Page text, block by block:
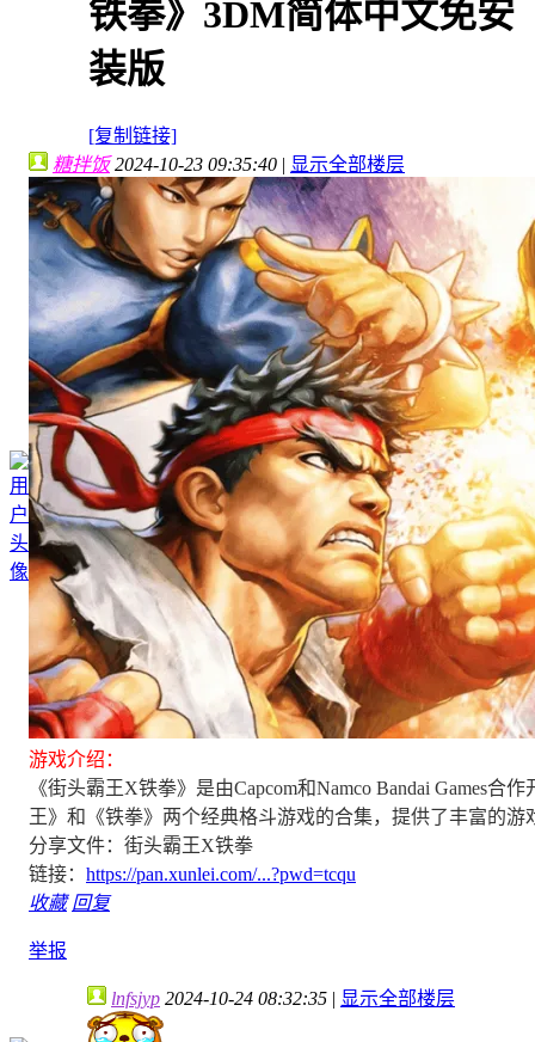
铁拳》3DM简体中文免安
装版
[复制链接]
糖拌饭2024-10-23 09:35:40 | 显示全部楼层
游戏介绍：
《街头霸王X铁拳》是由Capcom和Namco Bandai Games
王》和《铁拳》两个经典格斗游戏的合集，提供了丰富的游
分享文件：街头霸王X铁拳
链接： https://pan.xunlei.com/...?pwd=tcqu
收藏 回复
举报
lnfsjyp 2024-10-24 08:32:35 | 显示全部楼层